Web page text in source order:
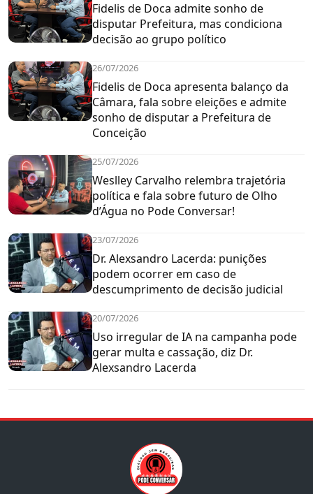
Fidelis de Doca admite sonho de
disputar Prefeitura, mas condiciona
decisão ao grupo político
26/07/2026
Fidelis de Doca apresenta balanço da
Câmara, fala sobre eleições e admite
sonho de disputar a Prefeitura de
Conceição
25/07/2026
Weslley Carvalho relembra trajetória
política e fala sobre futuro de Olho
d’Água no Pode Conversar!
23/07/2026
Dr. Alexsandro Lacerda: punições
podem ocorrer em caso de
descumprimento de decisão judicial
20/07/2026
Uso irregular de IA na campanha pode
gerar multa e cassação, diz Dr.
Alexsandro Lacerda